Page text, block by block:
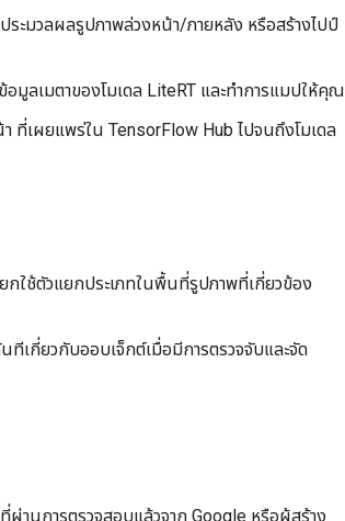
ระมวลผลรูปภาพล่วงหน้า/ภายหลัง หรือสร้างไปป์
อมูลเมตาของโมเดล LiteRT และทำการแมปให้คุณ
ที่เผยแพร่ใน TensorFlow Hub ไปจนถึงโมเดล
กใช้ตัวแยกประเภทในพื้นที่รูปภาพที่เกี่ยวข้อง
เกี่ยวกับออบเจ็กต์เมื่อมีการตรวจจับและจัด
ที่ผ่านการตรวจสอบแล้วจาก Google หรือผู้สร้าง